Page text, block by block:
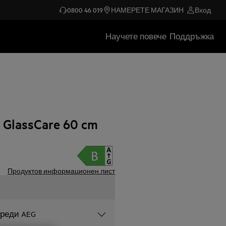
0800 46 019 НАМЕРЕТЕ МАГАЗИН Вход
Научете повече Поддръжка
60 cm
Продуктов информационен лист
AEG